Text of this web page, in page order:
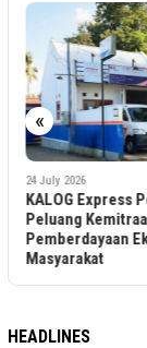
«
24 July 2026
KALOG Express
Peluang
Pemberdayaan
Masyarakat
HEADLINES